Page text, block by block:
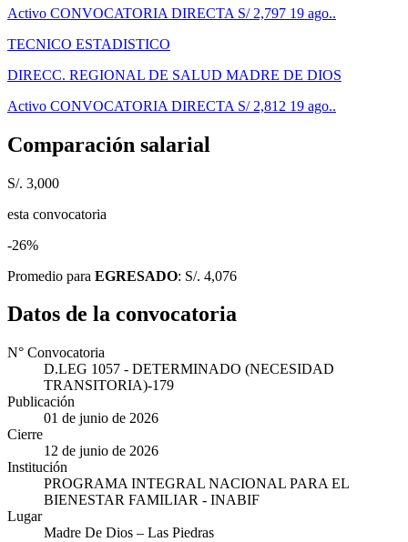
Activo CONVOCATORIA DIRECTA S/ 2,797 19 ago..
TECNICO ESTADISTICO
DIRECC. REGIONAL DE SALUD MADRE DE DIOS
Activo CONVOCATORIA DIRECTA S/ 2,812 19 ago..
Comparación salarial
S/. 3,000
esta convocatoria
-26%
Promedio para EGRESADO: S/. 4,076
Datos de la convocatoria
N° Convocatoria
D.LEG 1057 - DETERMINADO (NECESIDAD
TRANSITORIA)-179
Publicación
01 de junio de 2026
Cierre
12 de junio de 2026
Institución
PROGRAMA INTEGRAL NACIONAL PARA EL
BIENESTAR FAMILIAR - INABIF
Lugar
Madre De Dios – Las Piedras